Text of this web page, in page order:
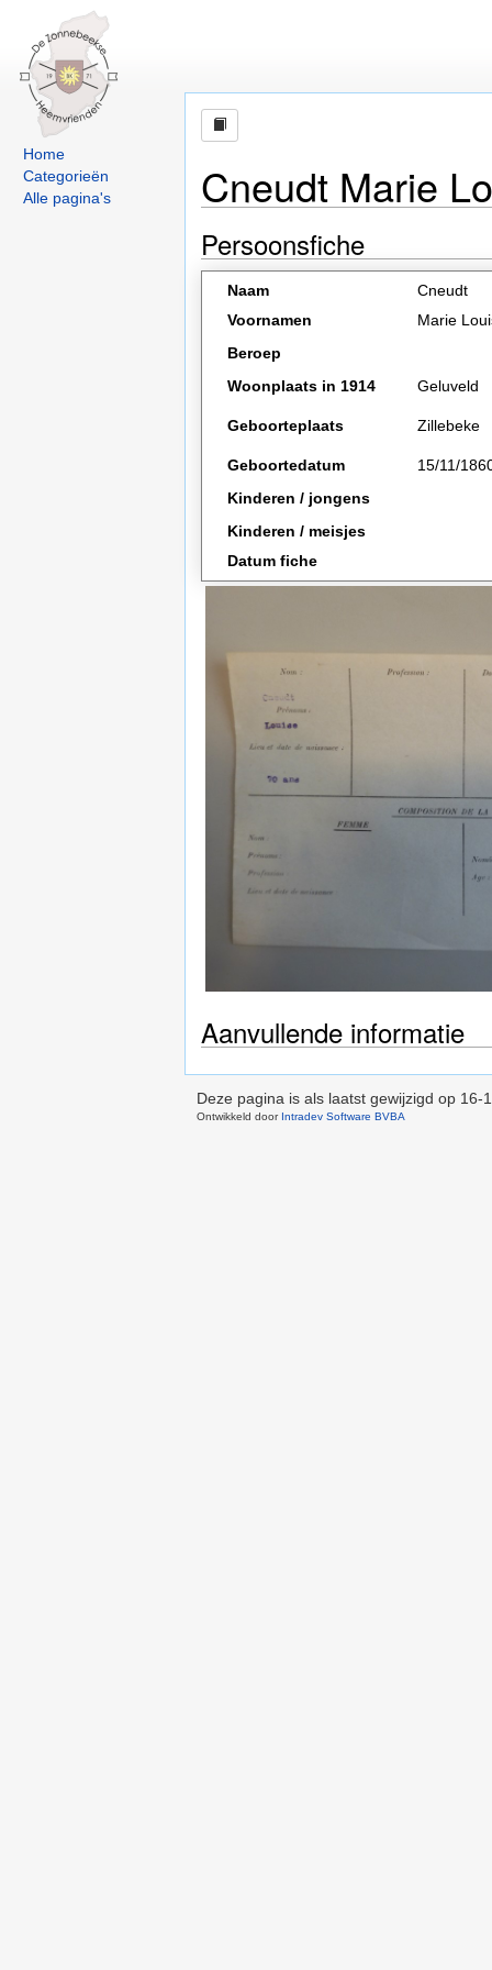
Home
Categorieën
Alle pagina's
Cneudt Marie
Persoonsfiche
Naam
Cneudt
Voornamen
Marie
Beroep
Woonplaats in 1914
Geluveld
Geboorteplaats Zillebeke
Geboortedatum
15/11/
Kinderen / jongens
Kinderen / meisjes
Datum fiche
Aanvullende informatie
Deze pagina is als laatst gewijzigd op 16-
Ontwikkeld door Intradev Software BVBA